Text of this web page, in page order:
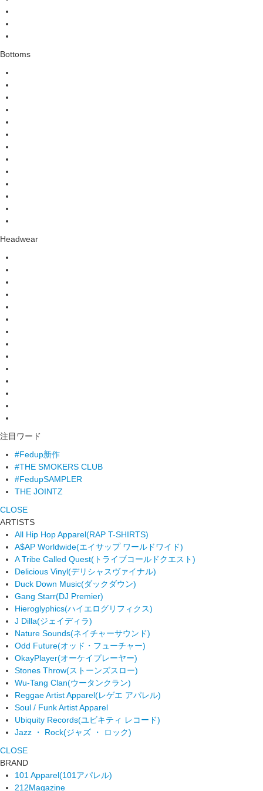
Bottoms
Headwear
注目ワード
#Fedup新作
#THE SMOKERS CLUB
#FedupSAMPLER
THE JOINTZ
CLOSE
ARTISTS
All Hip Hop Apparel(RAP T-SHIRTS)
A$AP Worldwide(エイサップ ワールドワイド)
A Tribe Called Quest(トライブコールドクエスト)
Delicious Vinyl(デリシャスヴァイナル)
Duck Down Music(ダックダウン)
Gang Starr(DJ Premier)
Hieroglyphics(ハイエログリフィクス)
J Dilla(ジェイディラ)
Nature Sounds(ネイチャーサウンド)
Odd Future(オッド・フューチャー)
OkayPlayer(オーケイプレーヤー)
Stones Throw(ストーンズスロー)
Wu-Tang Clan(ウータンクラン)
Reggae Artist Apparel(レゲエ アパレル)
Soul / Funk Artist Apparel
Ubiquity Records(ユビキティ レコード)
Jazz ・ Rock(ジャズ ・ ロック)
CLOSE
BRAND
101 Apparel(101アパレル)
212Magazine